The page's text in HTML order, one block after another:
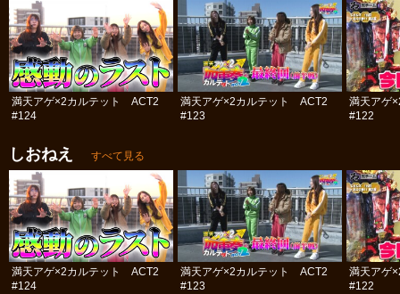
満天アゲ×2カルテット ACT2
#124
満天アゲ×2カルテット ACT2
#123
満天アゲ
#122
しおねえ すべて見る
満天アゲ×2カルテット ACT2
#124
満天アゲ×2カルテット ACT2
#123
満天アゲ
#122